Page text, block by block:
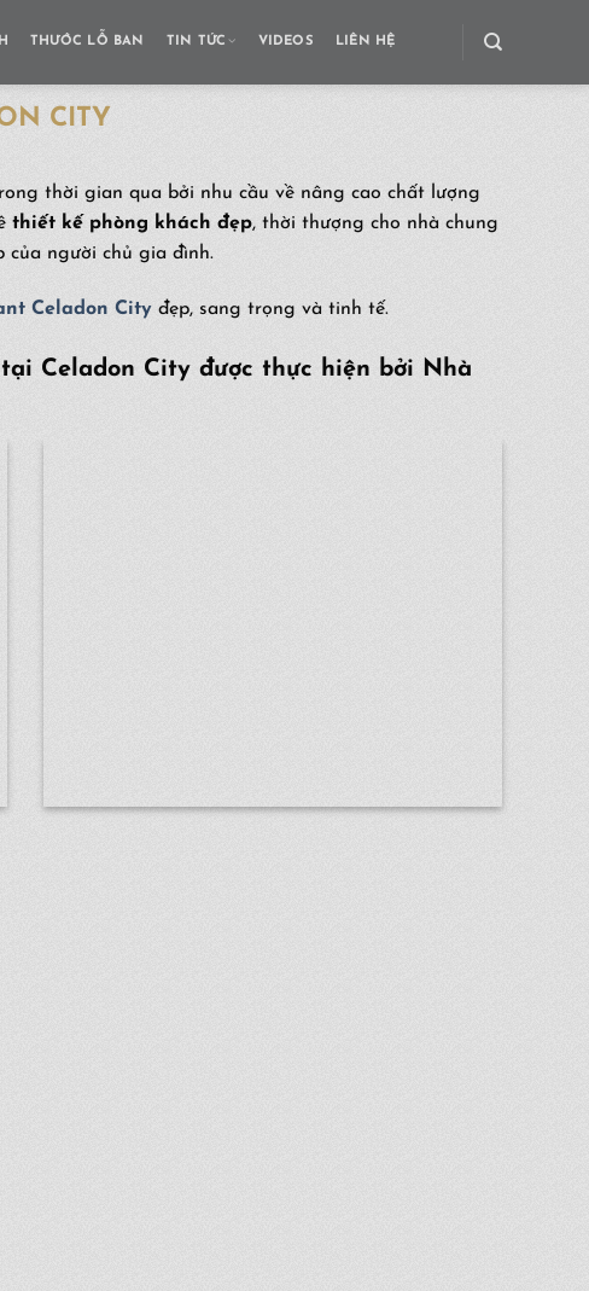
THƯỚC LỖ BAN TIN TỨC VIDEOS LIÊN HỆ
CITY
thời gian qua bởi nhu cầu về nâng cao chất lượng
thiết kế phòng khách đẹp, thời thượng cho nhà chung
của người chủ gia đình.
Celadon City đẹp, sang trọng và tinh tế.
Celadon City được thực hiện bởi Nhà